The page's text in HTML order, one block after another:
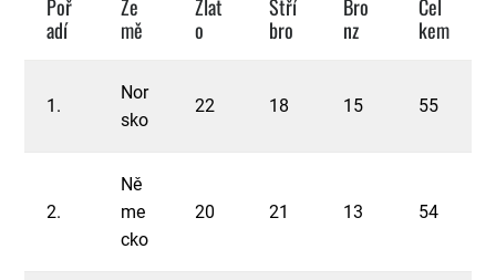
Poř
adí
Ze
mě
Zlat
o
Stří
bro
Bro
nz
Cel
kem
1.
Nor
sko
22 18 15 55
2.
Ně
me
cko
20 21 13 54